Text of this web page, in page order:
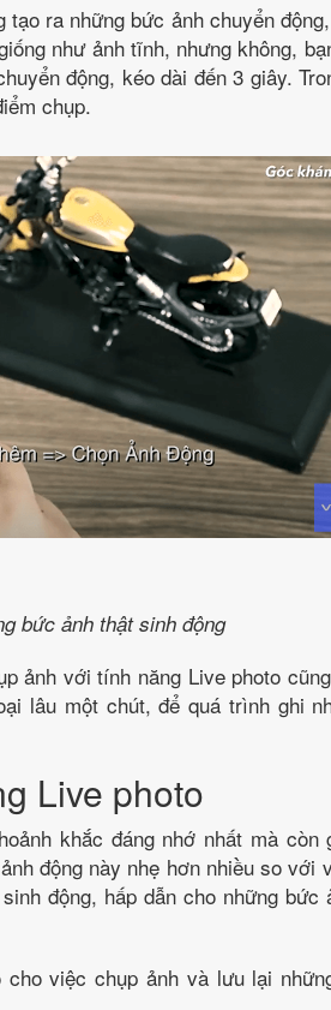
ra những bức ảnh chuyển
như ảnh tĩnh, nhưng không,
động, kéo dài đến 3 giây.
chụp.
bức ảnh thật sinh động
ảnh với tính năng Live photo
lâu một chút, để quá trình ghi
Live photo
khắc đáng nhớ nhất mà còn
động này nhẹ hơn nhiều so với
động, hấp dẫn cho những bức
việc chụp ảnh và lưu lại